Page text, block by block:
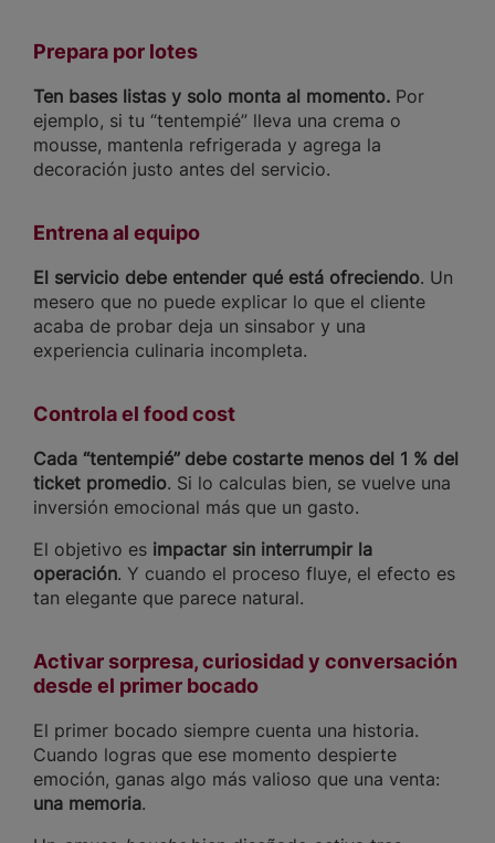
Prepara por lotes
Ten bases listas y solo monta al momento. Por
ejemplo, si tu “tentempié” lleva una crema o
mousse, mantenla refrigerada y agrega la
decoración justo antes del servicio.
Entrena al equipo
El servicio debe entender qué está ofreciendo. Un
mesero que no puede explicar lo que el cliente
acaba de probar deja un sinsabor y una
experiencia culinaria incompleta.
Controla el food cost
Cada “tentempié” debe costarte menos del 1 % del
ticket promedio. Si lo calculas bien, se vuelve una
inversión emocional más que un gasto.
El objetivo es impactar sin interrumpir la
operación. Y cuando el proceso fluye, el efecto es
tan elegante que parece natural.
Activar sorpresa, curiosidad y conversación
desde el primer bocado
El primer bocado siempre cuenta una historia.
Cuando logras que ese momento despierte
emoción, ganas algo más valioso que una venta:
una memoria.